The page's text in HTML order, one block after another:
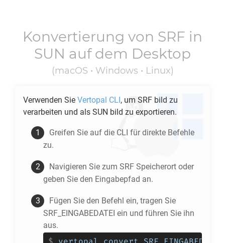
Konvertierung von SRF in
SUN auf dem Desktop
(macOS • Windows • Linux)
Verwenden Sie Vertopal CLI, um SRF bild zu
verarbeiten und als SUN bild zu exportieren.
Greifen Sie auf die CLI für direkte Befehle
zu.
Navigieren Sie zum SRF Speicherort oder
geben Sie den Eingabepfad an.
Fügen Sie den Befehl ein, tragen Sie
SRF_EINGABEDATEI ein und führen Sie ihn
aus.